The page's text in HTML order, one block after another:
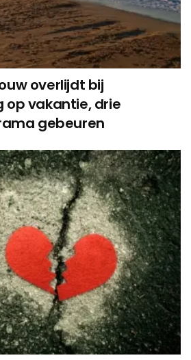
overlijdt bij
op vakantie, drie
gebeuren